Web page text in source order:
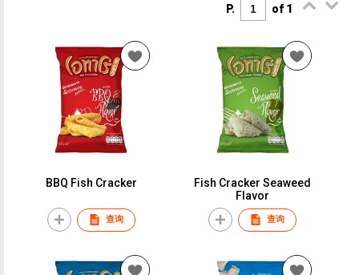
P. of 1
BBQ Fish Cracker
查询
Fish Cracker Seaweed
Flavor
查询